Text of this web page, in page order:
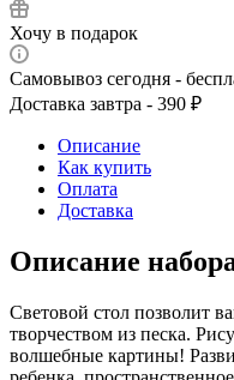
Хочу в подарок
Самовывоз сегодня -
Доставка завтра - 390 ₽
Описание
Как купить
Оплата
Доставка
Описание
Световой стол позволит
творчеством из песка.
волшебные картины!